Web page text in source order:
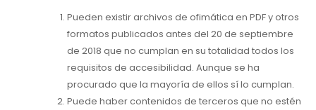
Pueden existir archivos de ofimática en PDF y otros
formatos publicados antes del 20 de septiembre
de 2018 que no cumplan en su totalidad todos los
requisitos de accesibilidad. Aunque se ha
procurado que la mayoría de ellos sí lo cumplan.
Puede haber contenidos de terceros que no estén